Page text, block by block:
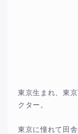
東京生まれ、東
クター。
東京に憧れて田